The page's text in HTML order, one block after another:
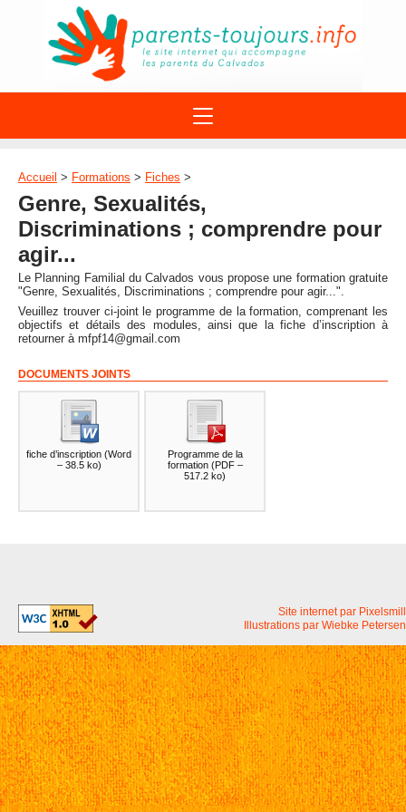
À PROPOS DU REAAP
1ÈRE VISITE
ACTUALITÉ
AGENDA
DISPOSITIFS PARENTALITÉ
SITES INTERNET
LEXIQUE
LETTRES D’INFO
MENTIONS LÉGALES
STRUCTURES
DOCUMENTS
FORMATIONS
Accueil > Formations > Fiches >
Genre, Sexualités,
Discriminations ; comprendre pour
agir...
Le Planning Familial du Calvados vous propose une formation gratuite
"Genre, Sexualités, Discriminations ; comprendre pour agir...".
Veuillez trouver ci-joint le programme de la formation, comprenant les
objectifs et détails des modules, ainsi que la fiche d’inscription à
retourner à mfpf14@gmail.com
DOCUMENTS JOINTS
fiche d’inscription (Word
– 38.5 ko)
Programme de la
formation(PDF –
517.2 ko)
Site internet par Pixelsmill
Illustrations par Wiebke Petersen